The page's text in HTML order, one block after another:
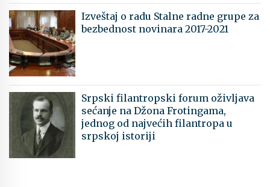
Izveštaj o radu Stalne radne grupe za
bezbednost novinara 2017-2021
Srpski filantropski forum oživljava
sećanje na Džona Frotingama,
jednog od najvećih filantropa u
srpskoj istoriji